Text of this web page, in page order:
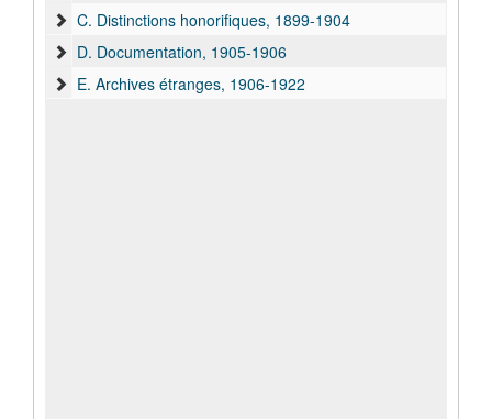
C. Distinctions honorifiques, 1899-1904
D. Documentation, 1905-1906
E. Archives étranges, 1906-1922